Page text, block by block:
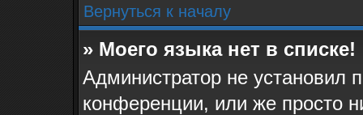
Вернуться к началу
» Моего языка нет в списке!
Администратор не установил
конференции, или же просто